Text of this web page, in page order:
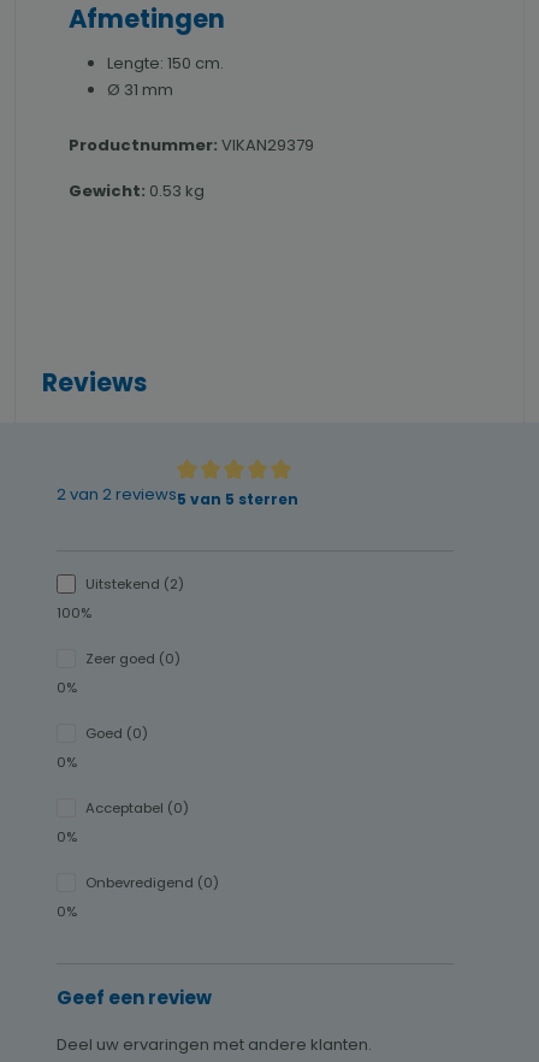
Afmetingen
Lengte: 150 cm.
Ø 31 mm
Productnummer: VIKAN29379
Gewicht: 0.53 kg
Reviews
2 van 2 reviewsGemiddelde waardering van 5 van 5 sterren
5 van 5 sterren
Uitstekend (2)
100%
Zeer goed (0)
0%
Goed (0)
0%
Acceptabel (0)
0%
Onbevredigend (0)
0%
Geef een review
Deel uw ervaringen met andere klanten.